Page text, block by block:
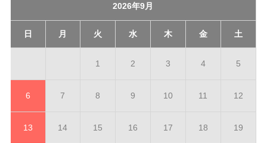
2026年9月
日 月 火 水 木 金 土
1 2 3 4 5
6 7 8 9 10 11 12
13 14 15 16 17 18 19